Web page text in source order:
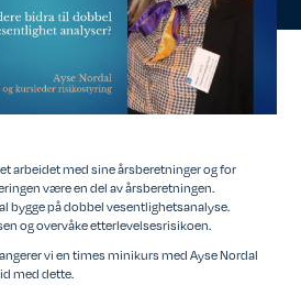
arbeidet med sine årsberetninger og for
være en del av årsberetningen.
bygge på dobbel vesentlighetsanalyse.
og overvåke etterlevelsesrisikoen.
vi en times minikurs med Ayse Nordal
med dette.